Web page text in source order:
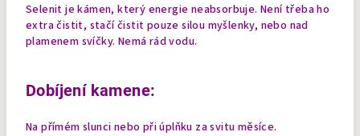
Selenit je kámen, který energie neabsorbuje. Není třeba ho
extra čistit, stačí čistit pouze silou myšlenky, nebo nad
plamenem svíčky. Nemá rád vodu.
Dobíjení kamene:
Na přímém slunci nebo při úplňku za svitu měsíce.